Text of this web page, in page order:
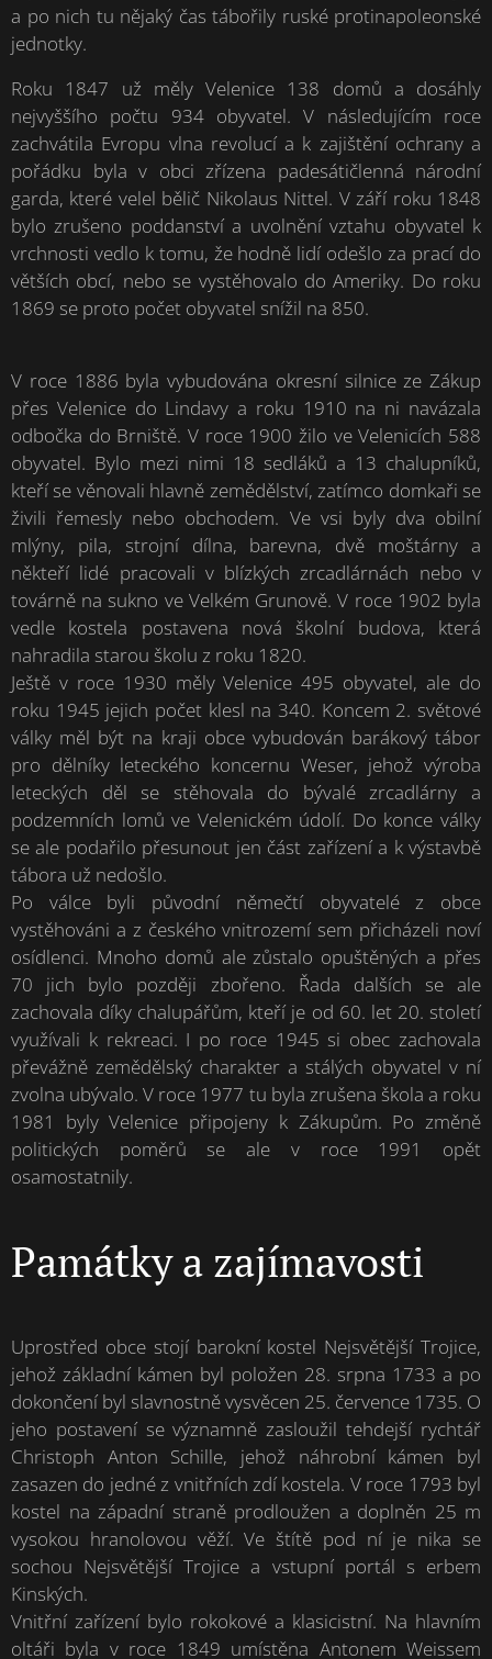
a po nich tu nějaký čas tábořily ruské protinapoleonské
jednotky.
Roku 1847 už měly Velenice 138 domů a dosáhly
nejvyššího počtu 934 obyvatel. V následujícím roce
zachvátila Evropu vlna revolucí a k zajištění ochrany a
pořádku byla v obci zřízena padesátičlenná národní
garda, které velel bělič Nikolaus Nittel. V září roku 1848
bylo zrušeno poddanství a uvolnění vztahu obyvatel k
vrchnosti vedlo k tomu, že hodně lidí odešlo za prací do
větších obcí, nebo se vystěhovalo do Ameriky. Do roku
1869 se proto počet obyvatel snížil na 850.
V roce 1886 byla vybudována okresní silnice ze Zákup
přes Velenice do Lindavy a roku 1910 na ni navázala
odbočka do Brniště. V roce 1900 žilo ve Velenicích 588
obyvatel. Bylo mezi nimi 18 sedláků a 13 chalupníků,
kteří se věnovali hlavně zemědělství, zatímco domkaři se
živili řemesly nebo obchodem. Ve vsi byly dva obilní
mlýny, pila, strojní dílna, barevna, dvě moštárny a
někteří lidé pracovali v blízkých zrcadlárnách nebo v
továrně na sukno ve Velkém Grunově. V roce 1902 byla
vedle kostela postavena nová školní budova, která
nahradila starou školu z roku 1820.
Ještě v roce 1930 měly Velenice 495 obyvatel, ale do
roku 1945 jejich počet klesl na 340. Koncem 2. světové
války měl být na kraji obce vybudován barákový tábor
pro dělníky leteckého koncernu Weser, jehož výroba
leteckých děl se stěhovala do bývalé zrcadlárny a
podzemních lomů ve Velenickém údolí. Do konce války
se ale podařilo přesunout jen část zařízení a k výstavbě
tábora už nedošlo.
Po válce byli původní němečtí obyvatelé z obce
vystěhováni a z českého vnitrozemí sem přicházeli noví
osídlenci. Mnoho domů ale zůstalo opuštěných a přes
70 jich bylo později zbořeno. Řada dalších se ale
zachovala díky chalupářům, kteří je od 60. let 20. století
využívali k rekreaci. I po roce 1945 si obec zachovala
převážně zemědělský charakter a stálých obyvatel v ní
zvolna ubývalo. V roce 1977 tu byla zrušena škola a roku
1981 byly Velenice připojeny k Zákupům. Po změně
politických poměrů se ale v roce 1991 opět
osamostatnily.
Památky a zajímavosti
Uprostřed obce stojí barokní kostel Nejsvětější Trojice,
jehož základní kámen byl položen 28. srpna 1733 a po
dokončení byl slavnostně vysvěcen 25. července 1735. O
jeho postavení se významně zasloužil tehdejší rychtář
Christoph Anton Schille, jehož náhrobní kámen byl
zasazen do jedné z vnitřních zdí kostela. V roce 1793 byl
kostel na západní straně prodloužen a doplněn 25 m
vysokou hranolovou věží. Ve štítě pod ní je nika se
sochou Nejsvětější Trojice a vstupní portál s erbem
Kinských.
Vnitřní zařízení bylo rokokové a klasicistní. Na hlavním
oltáři byla v roce 1849 umístěna Antonem Weissem